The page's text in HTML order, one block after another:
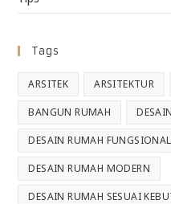
Tags
ARSITEK ARSITEKTUR
BANGUN RUMAH
DESAIN RUMAH FUNGSIONAL
DESAIN RUMAH MODERN
DESAIN RUMAH SESUAI